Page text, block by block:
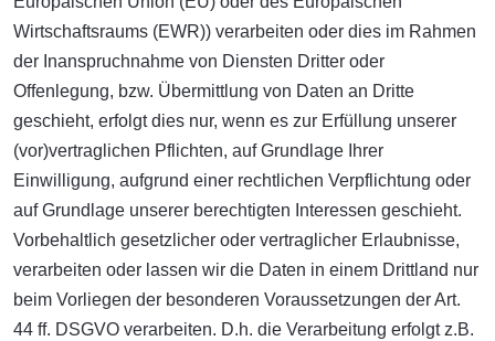
Wirtschaftsraums (EWR)) verarbeiten oder dies im Rahmen
der Inanspruchnahme von Diensten Dritter oder
Offenlegung, bzw. Übermittlung von Daten an Dritte
geschieht, erfolgt dies nur, wenn es zur Erfüllung unserer
(vor)vertraglichen Pflichten, auf Grundlage Ihrer
Einwilligung, aufgrund einer rechtlichen Verpflichtung oder
auf Grundlage unserer berechtigten Interessen geschieht.
Vorbehaltlich gesetzlicher oder vertraglicher Erlaubnisse,
verarbeiten oder lassen wir die Daten in einem Drittland nur
beim Vorliegen der besonderen Voraussetzungen der Art.
44 ff. DSGVO verarbeiten. D.h. die Verarbeitung erfolgt z.B.